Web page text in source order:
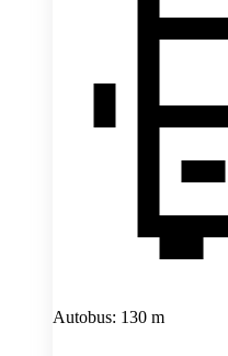
Autobus: 130 m